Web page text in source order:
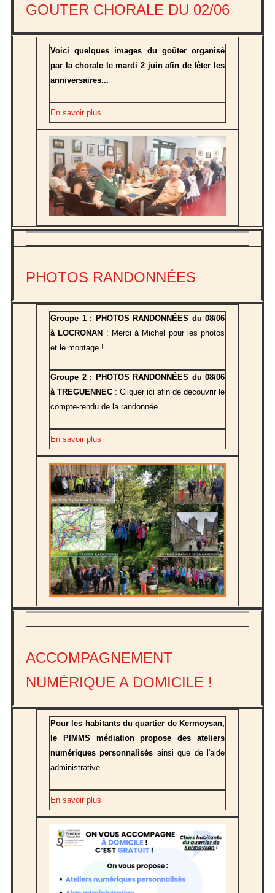
GOUTER CHORALE DU 02/06
Voici quelques images du goûter organisé
par la chorale le mardi 2 juin afin de fêter les
anniversaires...
En savoir plus
PHOTOS RANDONNÉES
Groupe 1 : PHOTOS RANDONNÉES du 08/06
à LOCRONAN : Merci à Michel pour les photos
et le montage !
Groupe 2 : PHOTOS RANDONNÉES du 08/06
à TREGUENNEC : Cliquer ici afin de découvrir le
compte-rendu de la randonnée…
En savoir plus
ACCOMPAGNEMENT
NUMÉRIQUE A DOMICILE !
Pour les habitants du quartier de Kermoysan,
le PIMMS médiation propose des ateliers
numériques personnalisés ainsi que de l'aide
administrative...
En savoir plus